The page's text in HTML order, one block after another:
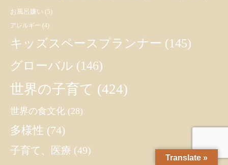
お風呂嫌い (5)
アレルギー (4)
キッズスペースプランナー (145)
グローバル (146)
世界の子育て (424)
世界の食文化 (28)
多様性 (74)
子育て、医療 (49)
Translate »